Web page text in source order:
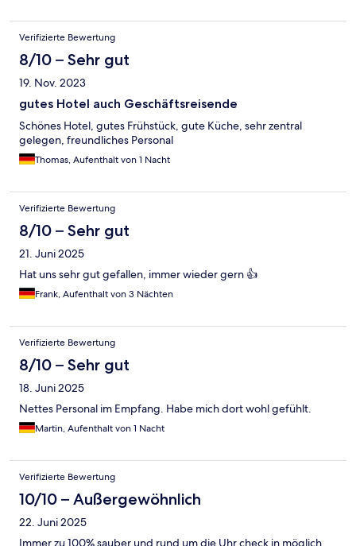
Verifizierte Bewertung
8/10 – Sehr gut
19. Nov. 2023
gutes Hotel auch Geschäftsreisende
Schönes Hotel, gutes Frühstück, gute Küche, sehr zentral
gelegen, freundliches Personal
Thomas, Aufenthalt von 1 Nacht
Verifizierte Bewertung
8/10 – Sehr gut
21. Juni 2025
Hat uns sehr gut gefallen, immer wieder gern 👍
Frank, Aufenthalt von 3 Nächten
Verifizierte Bewertung
8/10 – Sehr gut
18. Juni 2025
Nettes Personal im Empfang. Habe mich dort wohl gefühlt.
Martin, Aufenthalt von 1 Nacht
Verifizierte Bewertung
10/10 – Außergewöhnlich
22. Juni 2025
Immer zu 100% sauber und rund um die Uhr check in möglich